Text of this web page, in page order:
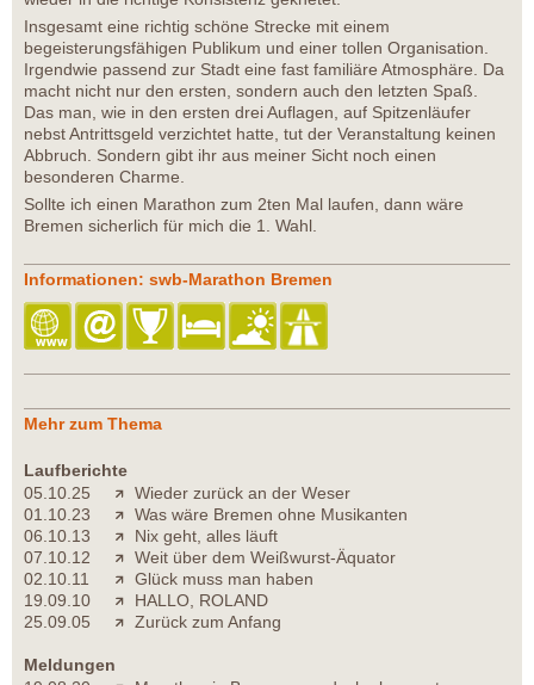
Insgesamt eine richtig schöne Strecke mit einem
begeisterungsfähigen Publikum und einer tollen Organisation.
Irgendwie passend zur Stadt eine fast familiäre Atmosphäre. Da
macht nicht nur den ersten, sondern auch den letzten Spaß.
Das man, wie in den ersten drei Auflagen, auf Spitzenläufer
nebst Antrittsgeld verzichtet hatte, tut der Veranstaltung keinen
Abbruch. Sondern gibt ihr aus meiner Sicht noch einen
besonderen Charme.
Sollte ich einen Marathon zum 2ten Mal laufen, dann wäre
Bremen sicherlich für mich die 1. Wahl.
Informationen: swb-Marathon Bremen
Mehr zum Thema
Laufberichte
05.10.25
Wieder zurück an der Weser
01.10.23
Was wäre Bremen ohne Musikanten
06.10.13
Nix geht, alles läuft
07.10.12
Weit über dem Weißwurst-Äquator
02.10.11
Glück muss man haben
19.09.10
HALLO, ROLAND
25.09.05
Zurück zum Anfang
Meldungen